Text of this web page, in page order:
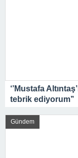
‘’Mustafa
tebrik ediyorum’’
Gündem